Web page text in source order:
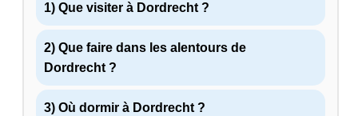
1) Que visiter à Dordrecht ?
2) Que faire dans les alentours de
Dordrecht ?
3) Où dormir à Dordrecht ?